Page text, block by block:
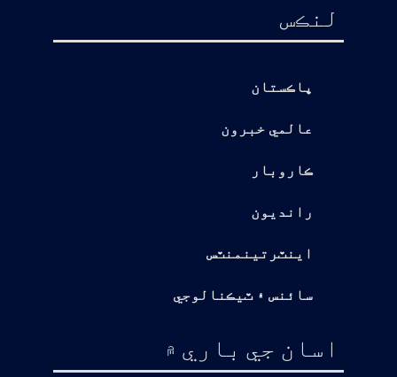
لنڪس
پاڪستان
عالمي خبرون
ڪاروبار
رانديون
اينٽرتينمنٽس
سائنس ۽ ٽيڪنالوجي
اسان جي باري ۾